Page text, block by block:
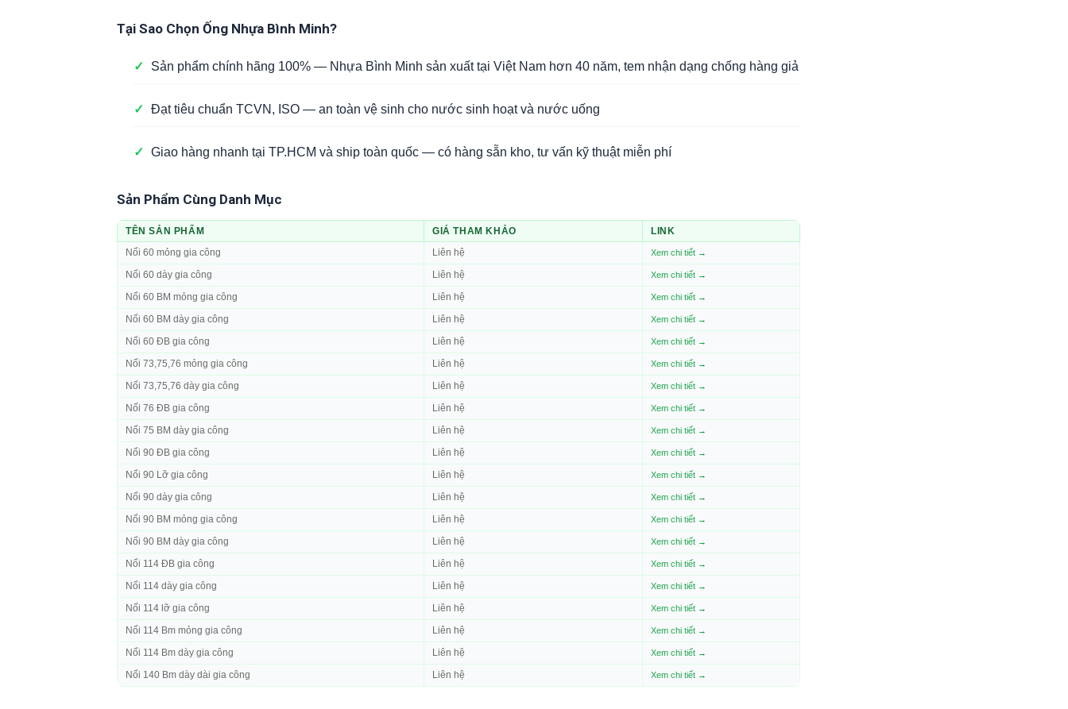
Tại Sao Chọn Ống Nhựa Bình Minh?
✓ Sản phẩm chính hãng 100% — Nhựa Bình Minh sản xuất tại Việt Nam hơn 40 năm, tem nhận dạng chống hàng giả
✓ Đạt tiêu chuẩn TCVN, ISO — an toàn vệ sinh cho nước sinh hoạt và nước uống
✓ Giao hàng nhanh tại TP.HCM và ship toàn quốc — có hàng sẵn kho, tư vấn kỹ thuật miễn phí
Sản Phẩm Cùng Danh Mục
TÊN SẢN PHẨM GIÁ THAM KHẢO
LINK
Nối 60 mỏng gia công
Liên hệ Xem chi tiết →
Nối 60 dày gia công Liên hệ Xem chi tiết →
Nối 60 BM mỏng gia công Liên hệ Xem chi tiết →
Nối 60 BM dày gia công Liên hệ Xem chi tiết →
Nối 60 ĐB gia công Liên hệ Xem chi tiết →
Nối 73,75,76 mỏng gia công Liên hệ Xem chi tiết →
Nối 73,75,76 dày gia công Liên hệ Xem chi tiết →
Nối 76 ĐB gia công Liên hệ Xem chi tiết →
Nối 75 BM dày gia công Liên hệ Xem chi tiết →
Nối 90 ĐB gia công Liên hệ Xem chi tiết →
Nối 90 Lỡ gia công Liên hệ Xem chi tiết →
Nối 90 dày gia công Liên hệ Xem chi tiết →
Nối 90 BM mỏng gia công Liên hệ Xem chi tiết →
Nối 90 BM dày gia công Liên hệ Xem chi tiết →
Nối 114 ĐB gia công Liên hệ Xem chi tiết →
Nối 114 dày gia công Liên hệ Xem chi tiết →
Nối 114 lỡ gia công Liên hệ Xem chi tiết →
Nối 114 Bm mỏng gia công Liên hệ Xem chi tiết →
Nối 114 Bm dày gia công Liên hệ Xem chi tiết →
Nối 140 Bm dày dài gia công Liên hệ Xem chi tiết →